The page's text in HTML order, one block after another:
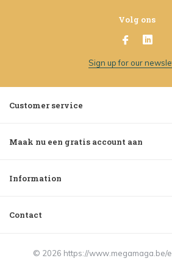
Volg ons
Sign up for our
Customer service
Maak nu een gratis account aan
Information
Contact
© 2026 https://www.megamaga.be/